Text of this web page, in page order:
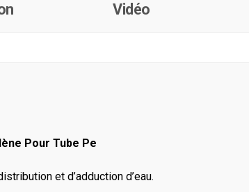
Vidéo
Pour Tube Pe
et d’adduction d’eau.